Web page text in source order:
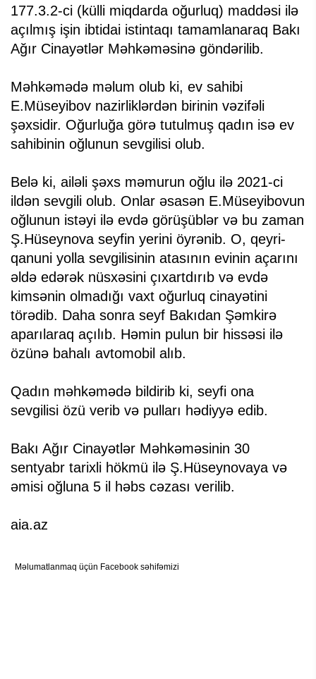
177.3.2-ci (külli miqdarda oğurluq) maddəsi ilə
açılmış işin ibtidai istintaqı tamamlanaraq Bakı
Ağır Cinayətlər Məhkəməsinə göndərilib.
Məhkəmədə məlum olub ki, ev sahibi
E.Müseyibov nazirliklərdən birinin vəzifəli
şəxsidir. Oğurluğa görə tutulmuş qadın isə ev
sahibinin oğlunun sevgilisi olub.
Belə ki, ailəli şəxs məmurun oğlu ilə 2021-ci
ildən sevgili olub. Onlar əsasən E.Müseyibovun
oğlunun istəyi ilə evdə görüşüblər və bu zaman
Ş.Hüseynova seyfin yerini öyrənib. O, qeyri-
qanuni yolla sevgilisinin atasının evinin açarını
əldə edərək nüsxəsini çıxartdırıb və evdə
kimsənin olmadığı vaxt oğurluq cinayətini
törədib. Daha sonra seyf Bakıdan Şəmkirə
aparılaraq açılıb. Həmin pulun bir hissəsi ilə
özünə bahalı avtomobil alıb.
Qadın məhkəmədə bildirib ki, seyfi ona
sevgilisi özü verib və pulları hədiyyə edib.
Bakı Ağır Cinayətlər Məhkəməsinin 30
sentyabr tarixli hökmü ilə Ş.Hüseynovaya və
əmisi oğluna 5 il həbs cəzası verilib.
aia.az
Məlumatlanmaq üçün Facebook səhifəmizi